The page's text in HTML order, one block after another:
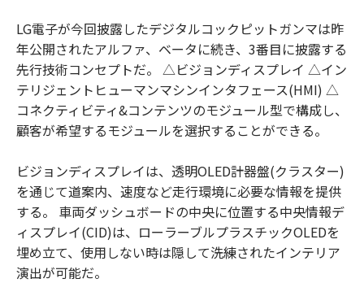
LG電子が今回披露したデジタルコックピットガンマは昨
年公開されたアルファ、ベータに続き、3番目に披露する
先行技術コンセプトだ。 △ビジョンディスプレイ △イン
テリジェントヒューマンマシンインタフェース(HMI) △
コネクティビティ&コンテンツのモジュール型で構成し、
顧客が希望するモジュールを選択することができる。
ビジョンディスプレイは、透明OLED計器盤(クラスター)
を通じて道案内、速度など走行環境に必要な情報を提供
する。 車両ダッシュボードの中央に位置する中央情報デ
ィスプレイ(CID)は、ローラーブルプラスチックOLEDを
埋め立て、使用しない時は隠して洗練されたインテリア
演出が可能だ。